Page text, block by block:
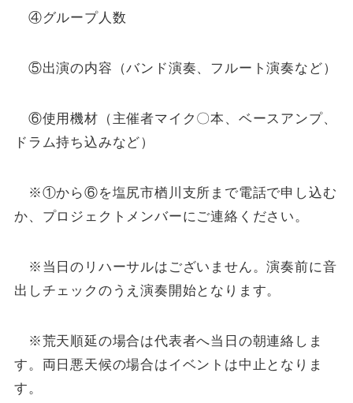
④グループ人数
⑤出演の内容（バンド演奏、フルート演奏など）
⑥使用機材（主催者マイク〇本、ベースアンプ、
ドラム持ち込みなど）
※①から⑥を塩尻市楢川支所まで電話で申し込む
か、プロジェクトメンバーにご連絡ください。
※当日のリハーサルはございません。演奏前に音
出しチェックのうえ演奏開始となります。
※荒天順延の場合は代表者へ当日の朝連絡しま
す。両日悪天候の場合はイベントは中止となりま
す。